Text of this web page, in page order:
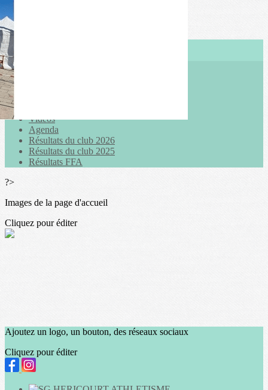
Exporter les lignes sélectionnées
Menu
<
>
Vidéos
Agenda
Résultats du club 2026
Résultats du club 2025
Résultats FFA
?>
Images de la page d'accueil
Cliquez pour éditer
Ajoutez un logo, un bouton, des réseaux sociaux
Cliquez pour éditer